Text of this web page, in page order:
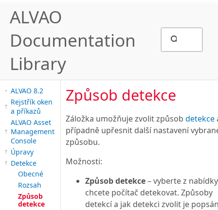
ALVAO
Documentation
Library
ALVAO 8.2
Rejstřík oken
a příkazů
ALVAO Asset
Management
Console
Úpravy
Detekce
Obecné
Rozsah
Způsob
detekce
Způsob detekce
Záložka umožňuje zvolit způsob detekce
případně upřesnit další nastavení
způsobu.
Možnosti:
Způsob detekce– vyberte z
chcete počítač detekovat. Způsoby
detekcí a jak detekci zvolit je